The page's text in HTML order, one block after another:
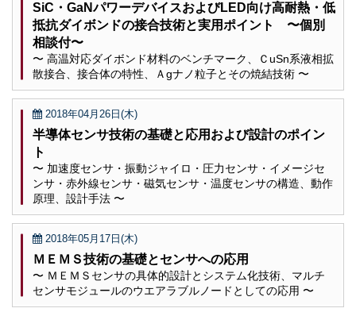
SiC・GaNパワーデバイスおよびLED向け高耐熱・低
抵抗ダイボンドの接合技術と実用ポイント 〜個別
相談付〜
〜 高温対応ダイボンド材料のベンチマーク、ＣuSn系液相拡
散接合、接合体の特性、Ａgナノ粒子とその焼結技術 〜
2018年04月26日(木)
半導体センサ技術の基礎と応用および設計のポイン
ト
〜 加速度センサ・振動ジャイロ・圧力センサ・イメージセ
ンサ・赤外線センサ・磁気センサ・温度センサの構造、動作
原理、設計手法 〜
2018年05月17日(木)
ＭＥＭＳ技術の基礎とセンサへの応用
〜 ＭＥＭＳセンサの具体的設計とシステム化技術、マルチ
センサモジュールのウエアラブルノードとしての応用 〜